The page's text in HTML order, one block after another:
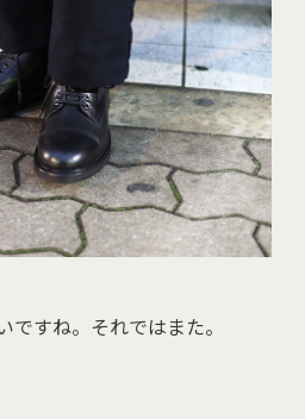
ですね。それではまた。